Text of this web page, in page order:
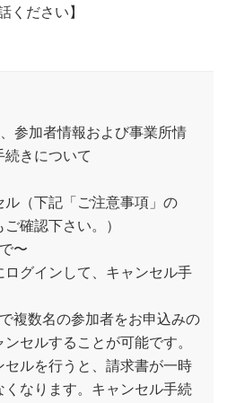
ください】
参加者情報および事業所情
続きについて
ル（下記「ご注意事項」の
確認下さい。）
〜
ログインして、キャンセル手
複数名の参加者をお申込みの
セルすることが可能です。
ルを行うと、請求書が一時
なります。キャンセル手続